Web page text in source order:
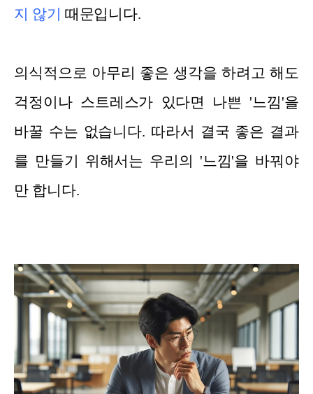
지 않기 때문입니다.
의식적으로 아무리 좋은 생각을 하려고 해도
걱정이나 스트레스가 있다면 나쁜 '느낌'을
바꿀 수는 없습니다. 따라서 결국 좋은 결과
를 만들기 위해서는 우리의 '느낌'을 바꿔야
만 합니다.